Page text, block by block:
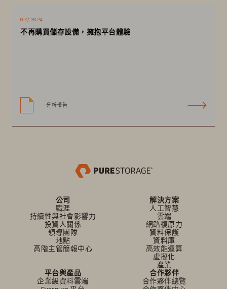
07/2024
不再購買儲存設備，擁抱平台體驗
分析報告
公司
職涯
持續性與社會影響力
投資人關係
領導團隊
地點
高階主管簡報中心
解決方案
人工智慧
雲端
網路復原力
資料保護
資料庫
高效能運算
虛擬化
產業
平台與產品
企業級資料雲端
合作夥伴
合作夥伴總覽